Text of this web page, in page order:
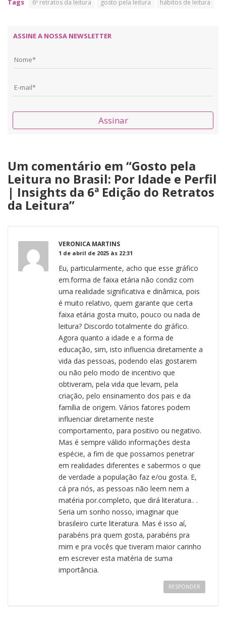
6º retratos da leitura gosto pela leitura hábitos de leitura
ASSINE A NOSSA NEWSLETTER
Assinar
Um comentário em “Gosto pela
Leitura no Brasil: Por Idade e Perfil
| Insights da 6ª Edição do Retratos
da Leitura”
VERONICA MARTINS
1 de abril de 2025 às 22:31
Eu, particularmente, acho que esse gráfico
em.forma de faixa etária não condiz com
uma realidade significativa e dinâmica, pois
é muito relativo, quem garante que certa
faixa etária gosta muito, pouco ou nada de
leitura? Discordo totalmente do gráfico.
Agora quanto a idade e a forma de
educação, sim, isto influencia diretamente a
vida das pessoas, podendo elas gostarem
ou não pelo modo de incentivo que
obtiveram, pela vida que levam, pela
criação, pelo ensinamento dos pais e da
família de origem. Vários fatores podem
influenciar diretamente neste
comportamento, para positivo ou negativo.
Mas é sempre válido informações desta
espécie, a fim de que possamos penetrar
em realidades diferentes e sabermos o que
de verdade a população faz e/ou gosta. E,
cá pra nós, as pessoas não leem nem a
matéria por.completo, que dirá literatura.. .
Seria um sonho nosso, imaginar que
brasileiro curte literatura. Mas é isso aí,
parabéns pra quem gosta, parabéns pra
mim e pra vocês que tiveram maior carinho
em escrever esta matéria de suma
importância.
RESPONDER